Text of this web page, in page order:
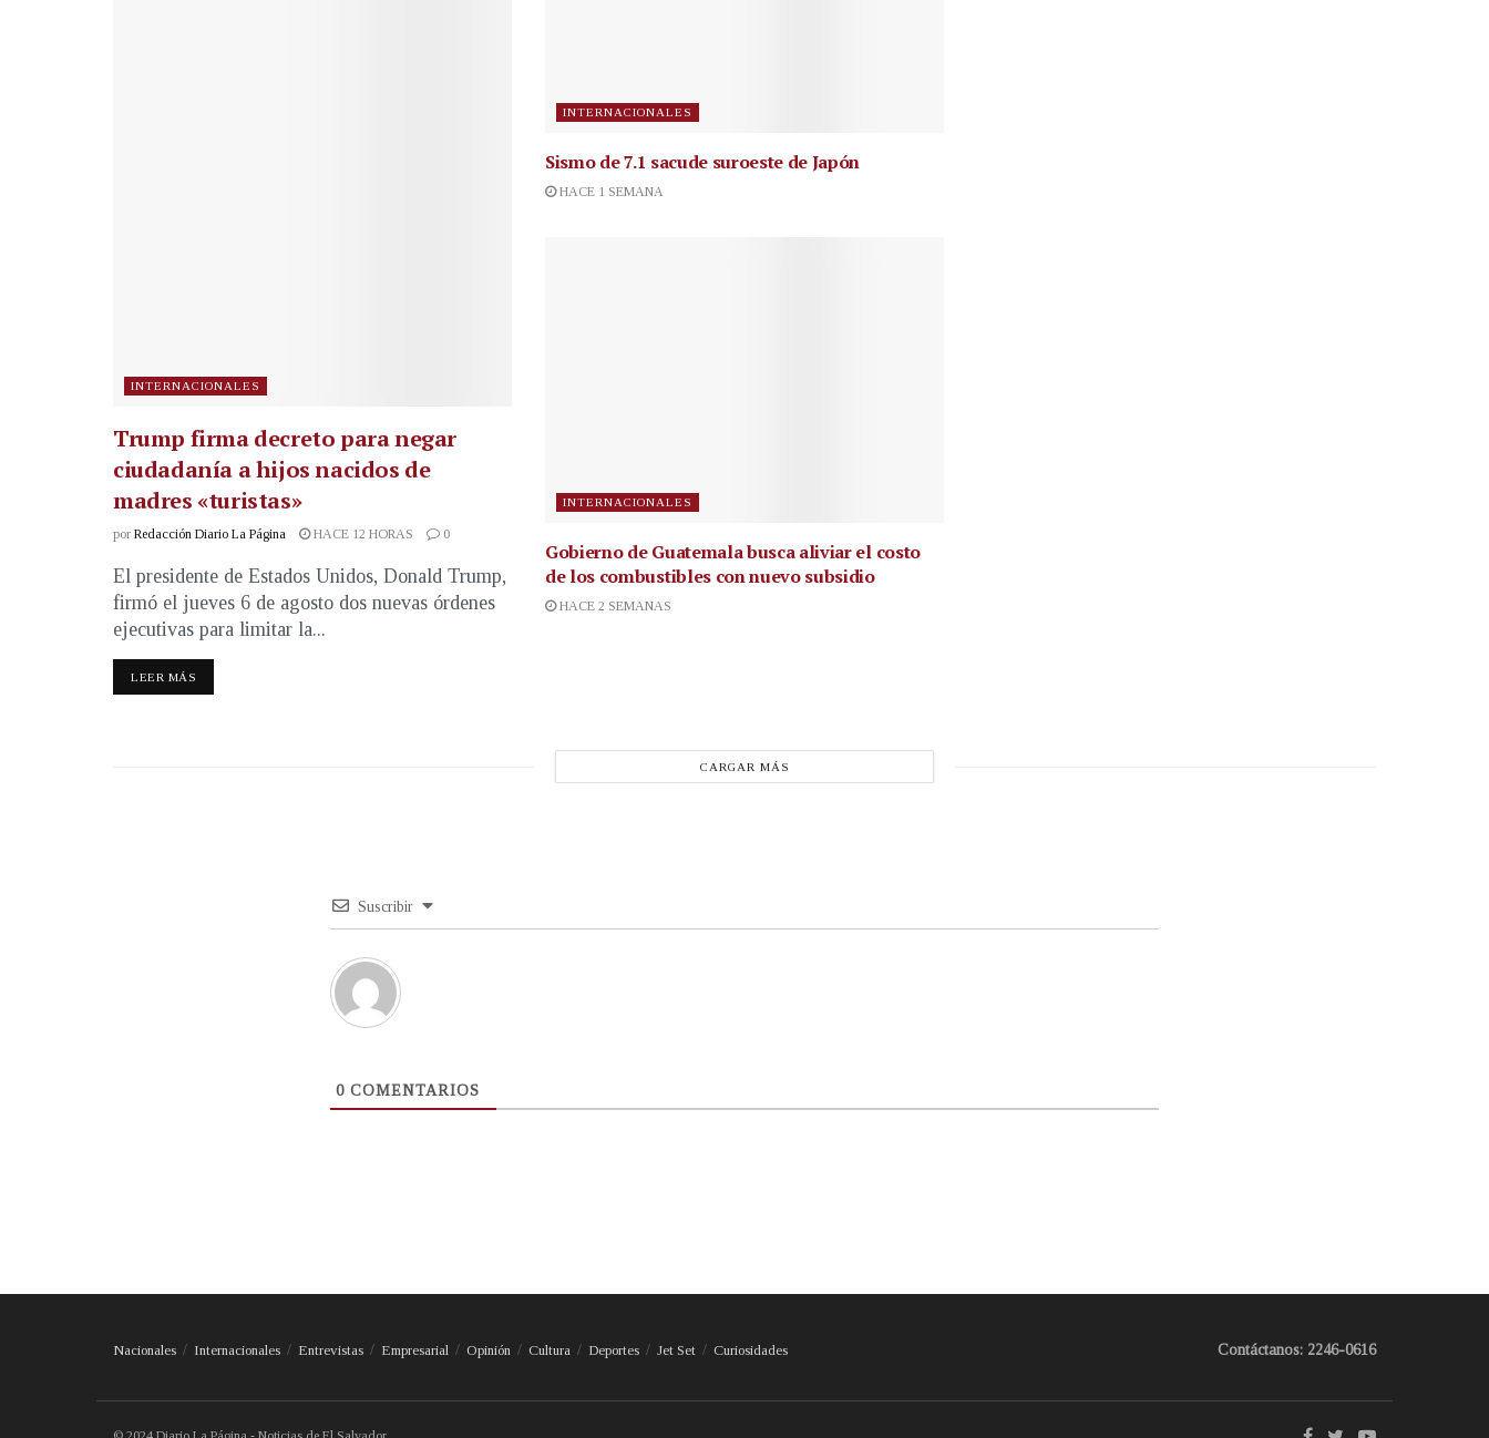
INTERNACIONALES
Trump firma decreto para negar
ciudadanía a hijos nacidos de
madres «turistas»
por Redacción Diario La Página HACE 12 HORAS 0
El presidente de Estados Unidos, Donald Trump,
firmó el jueves 6 de agosto dos nuevas órdenes
ejecutivas para limitar la...
LEER MÁS
INTERNACIONALES
Sismo de 7.1 sacude suroeste de Japón
HACE 1 SEMANA
INTERNACIONALES
Gobierno de Guatemala busca aliviar el costo
de los combustibles con nuevo subsidio
HACE 2 SEMANAS
CARGAR MÁS
Suscribir
0 COMENTARIOS
Nacionales Internacionales Entrevistas Empresarial Opinión Cultura Deportes Jet Set Curiosidades Contáctanos: 2246-0616